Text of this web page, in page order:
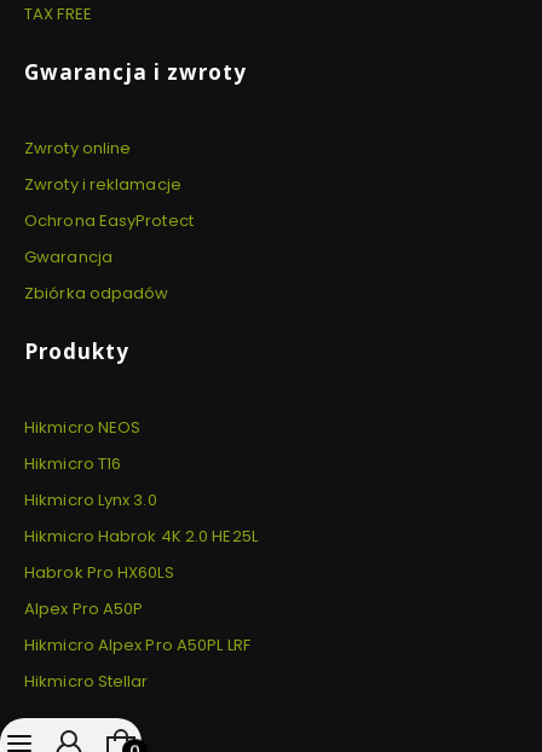
TAX FREE
Gwarancja i zwroty
Zwroty online
Zwroty i reklamacje
Ochrona EasyProtect
Gwarancja
Zbiórka odpadów
Produkty
Hikmicro NEOS
Hikmicro T16
Hikmicro Lynx 3.0
Hikmicro Habrok 4K 2.0 HE25L
Habrok Pro HX60LS
Alpex Pro A50P
Hikmicro Alpex Pro A50PL LRF
Hikmicro Stellar
Produkty w koszyku: 0. Zobacz szczegóły